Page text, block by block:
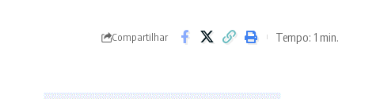
Compartilhar Tempo: 1 min.